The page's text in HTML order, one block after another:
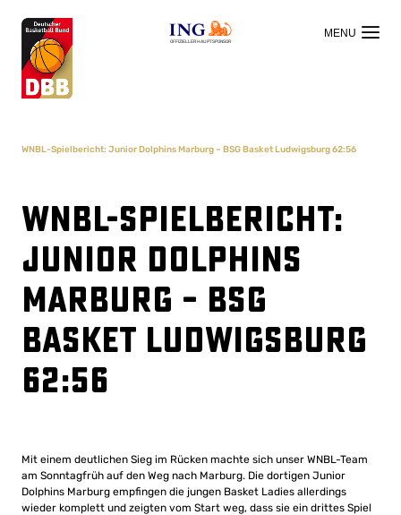
OFFIZIELLER HAUPTSPONSOR
WNBL-Spielbericht: Junior Dolphins Marburg – BSG Basket Ludwigsburg 62:56
WNBL-Spielbericht:
Junior Dolphins
Marburg – BSG
Basket Ludwigsburg
62:56
Mit einem deutlichen Sieg im Rücken machte sich unser WNBL-Team
am Sonntagfrüh auf den Weg nach Marburg. Die dortigen Junior
Dolphins Marburg empfingen die jungen Basket Ladies allerdings
wieder komplett und zeigten vom Start weg, dass sie ein drittes Spiel